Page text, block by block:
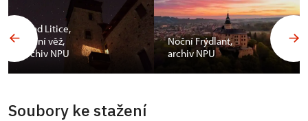
Hrad Litice,
noční věž,
archiv NPU
Noční Frýdlant,
archiv NPU
Soubory ke stažení